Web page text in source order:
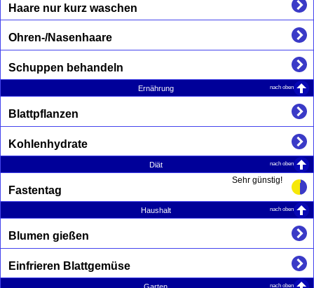
Haare nur kurz waschen
Ohren-/Nasenhaare
Schuppen behandeln
Ernährung nach oben
Blattpflanzen
Kohlenhydrate
Diät nach oben
Sehr günstig!
Fastentag
Haushalt nach oben
Blumen gießen
Einfrieren Blattgemüse
nach oben